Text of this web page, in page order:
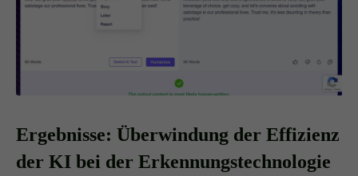
Ergebnisse: Überwindung der Effizienz
der KI bei der Erkennungstechnologie